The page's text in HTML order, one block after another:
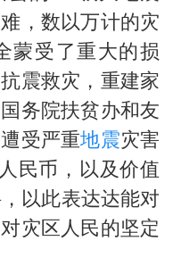
台当局重金为“台独”织“皇帝新衣”
面袭击贯穿浙江
餐馆》口碑
微信又有新功能，你可以“撤回”你的撤回了！
几元成本的AI广告导致千万市值蒸发
营店飞天茅台提价
内过夜被收150元
，数以万计的灾
蒙受了重大的损
震救灾，重建家
务院扶贫办和友
受严重地震灾害
民币，以及价值
以此表达达能对
灾区人民的坚定